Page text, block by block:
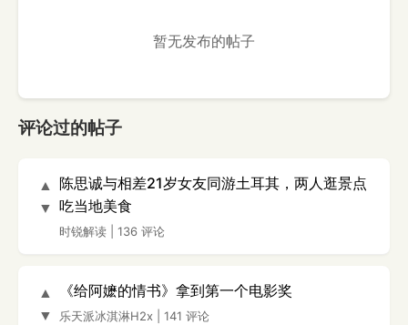
暂无发布的帖子
评论过的帖子
▲
▼
陈思诚与相差21岁女友同游土耳其，两人逛景点
吃当地美食
时锐解读 136 评论
▲
▼
《给阿嬷的情书》拿到第一个电影奖
乐天派冰淇淋H2x 141 评论